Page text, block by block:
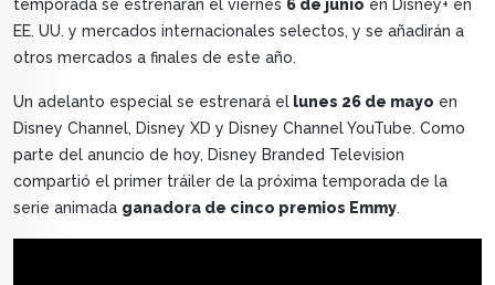
temporada se estrenarán el viernes 6 de junio en Disney+ en
EE. UU. y mercados internacionales selectos, y se añadirán a
otros mercados a finales de este año.
Un adelanto especial se estrenará el lunes 26 de mayo en
Disney Channel, Disney XD y Disney Channel YouTube. Como
parte del anuncio de hoy, Disney Branded Television
compartió el primer tráiler de la próxima temporada de la
serie animada ganadora de cinco premios Emmy.